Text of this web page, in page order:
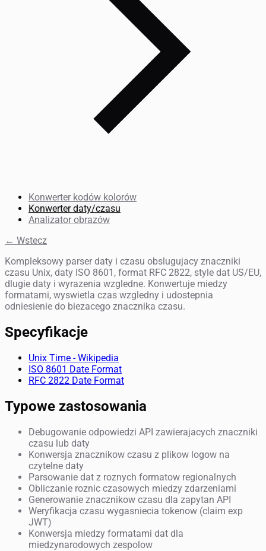
Konwerter kodów kolorów
Konwerter daty/czasu
Analizator obrazów
← Wstecz
Kompleksowy parser daty i czasu obslugujacy znaczniki
czasu Unix, daty ISO 8601, format RFC 2822, style dat US/EU,
dlugie daty i wyrazenia wzgledne. Konwertuje miedzy
formatami, wyswietla czas wzgledny i udostepnia
odniesienie do biezacego znacznika czasu.
Specyfikacje
Unix Time - Wikipedia
ISO 8601 Date Format
RFC 2822 Date Format
Typowe zastosowania
Debugowanie odpowiedzi API zawierajacych znaczniki
czasu lub daty
Konwersja znacznikow czasu z plikow logow na
czytelne daty
Parsowanie dat z roznych formatow regionalnych
Obliczanie roznic czasowych miedzy zdarzeniami
Generowanie znacznikow czasu dla zapytan API
Weryfikacja czasu wygasniecia tokenow (claim exp
JWT)
Konwersja miedzy formatami dat dla
miedzynarodowych zespolow